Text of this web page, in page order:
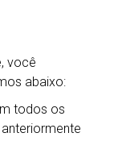
você
abaixo:
todos os